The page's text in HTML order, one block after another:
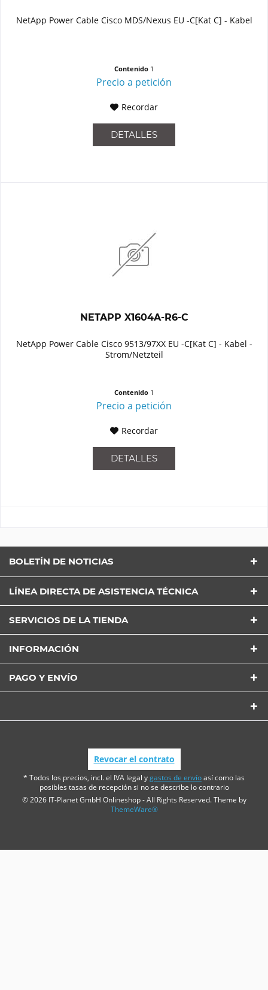
NetApp Power Cable Cisco MDS/Nexus EU -C[Kat C] - Kabel
Contenido 1
Precio a petición
Recordar
DETALLES
NETAPP X1604A-R6-C
NetApp Power Cable Cisco 9513/97XX EU -C[Kat C] - Kabel -
Strom/Netzteil
Contenido 1
Precio a petición
Recordar
DETALLES
BOLETÍN DE NOTICIAS
LÍNEA DIRECTA DE ASISTENCIA TÉCNICA
SERVICIOS DE LA TIENDA
INFORMACIÓN
PAGO Y ENVÍO
Revocar el contrato
* Todos los precios, incl. el IVA legal ygastos de envíoasí como las
posibles tasas de recepción si no se describe lo contrario
© 2026 IT-Planet GmbH Onlineshop - All Rights Reserved. Theme by
ThemeWare®